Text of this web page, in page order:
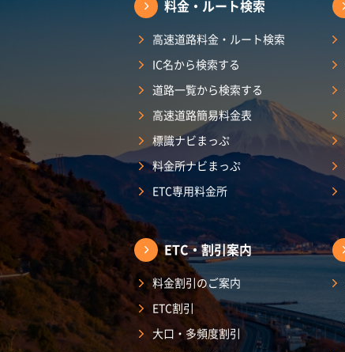
料金・ルート検索
高速道路料金・ルート検索
IC名から検索する
道路一覧から検索する
高速道路簡易料金表
標識ナビまっぷ
料金所ナビまっぷ
ETC専用料金所
ETC・割引案内
料金割引のご案内
ETC割引
大口・多頻度割引